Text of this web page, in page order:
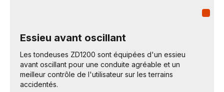
Essieu avant oscillant
Les tondeuses ZD1200 sont équipées d'un essieu
avant oscillant pour une conduite agréable et un
meilleur contrôle de l'utilisateur sur les terrains
accidentés.